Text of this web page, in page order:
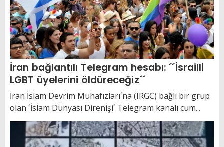
İran bağlantılı Telegram hesabı: ´´İsrailli
LGBT üyelerini öldüreceğiz´´
İran İslam Devrim Muhafızları´na (IRGC) bağlı bir grup
olan ´İslam Dünyası Direnişi´ Telegram kanalı cum...